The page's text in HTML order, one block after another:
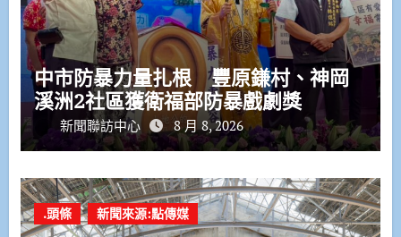
中市防暴力量扎根 豐原鎌村、神岡
溪洲2社區獲衛福部防暴戲劇獎
新聞聯訪中心 8 月 8, 2026
.頭條 新聞來源:點傳媒